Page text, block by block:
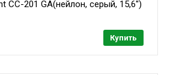
CC-201 GA(нейлон, серый, 15,6'')
Купить